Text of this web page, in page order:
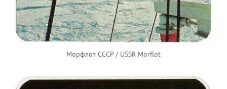
Морфлот СССР / USSR Morflot